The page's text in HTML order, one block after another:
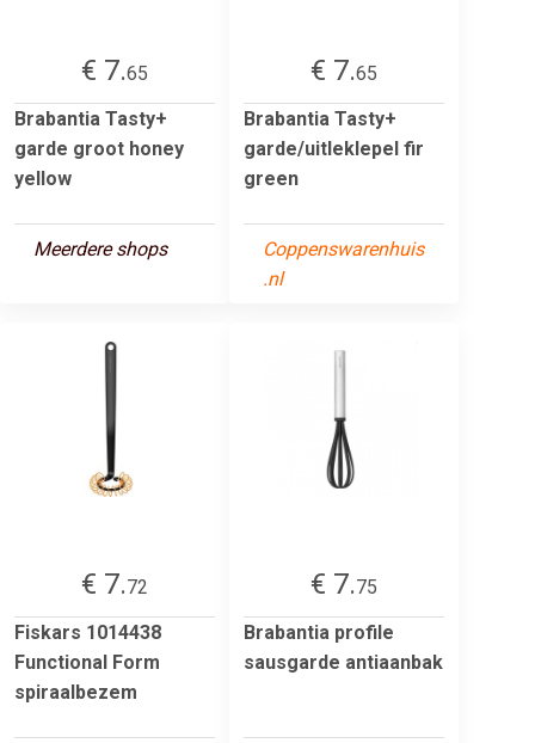
€ 7.65
Brabantia Tasty+
garde groot honey
yellow
Meerdere shops
€ 7.65
Brabantia Tasty+
garde/uitleklepel fir
green
Coppenswarenhuis
.nl
€ 7.72
Fiskars 1014438
Functional Form
spiraalbezem
€ 7.75
Brabantia profile
sausgarde antiaanbak